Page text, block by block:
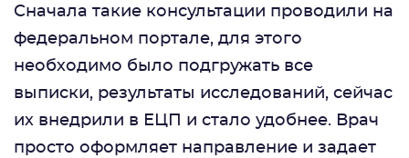
Сначала такие консультации проводили на
федеральном портале, для этого
необходимо было подгружать все
выписки, результаты исследований, сейчас
их внедрили в ЕЦП и стало удобнее. Врач
просто оформляет направление и задает